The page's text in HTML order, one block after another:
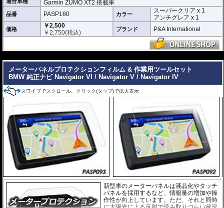
スーパークリア :
耐摩耗性が非常に高く、
透明性の高いフィルム。貼り付けてしまう
と画面になじみ、フィルムの存在がほとん
どわからなくなります。
マット仕上げが施され、太
を防ぎ、画面を読み取りやすくします。も
ちろん傷に対しても有効です。
取付キット付属 :
取り付けに便利なクリー
ニングクロス、細かい埃も除去する粘着シート、気泡の混入を防ぎ、きれいに
仕上げるスキージがセットになっています。
またこのフィルムは多少の気泡なら数時間から２日ほどで自然に気泡が消える
優れもの。満足のいく取付が容易になりました。
シリコーン系粘着材を採用し、画面を痛めることがありません。フィルムを剥
がせば、元通りの状態になります。
Garmin ZUMO XT2 搭載車
品番 PASP160 カラー
スーパークリア x 1
アンチグレア x 1
価格
￥2,500
￥2,750(税込) ブランド P&A International
メーターパネルプロテクションフィルム & 作業用ツールセット
BMW 純正ナビ Navigator VI / Navigator V / Navigator IV
スワイプでスクロール、クリック(タップ)で拡大表示
新型車のメーターバネルは液晶化やタッチ
パネルを採用するなど、情報量の増加や操
作性が向上しています。ただ、それと同時